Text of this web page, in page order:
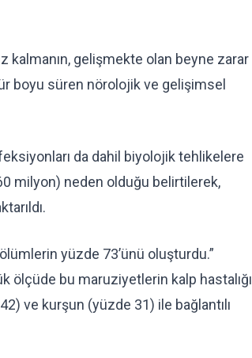
kalmanın, gelişmekte olan beyne zarar
boyu süren nörolojik ve gelişimsel
da dahil biyolojik tehlikelere
milyon) neden olduğu belirtilerek,
yüzde 73’ünü oluşturdu.”
ölçüde bu maruziyetlerin kalp hastalığı
ve kurşun (yüzde 31) ile bağlantılı